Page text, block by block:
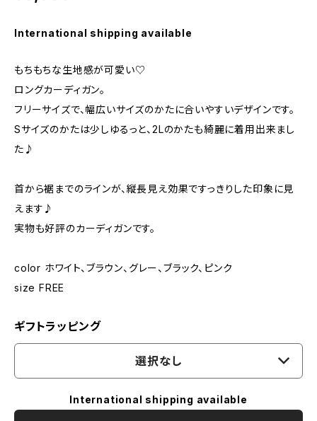
International shipping available
もちもちな生地感が可愛い♡
ロングカーディガン。
フリーサイズで、幅広いサイズのかたに合いやすいデザインです。
Sサイズのかたは少しゆるっと、2Lのかたも綺麗に着用出来まし
た♪
首から裾までのラインが、縦長見え効果ですっきりした印象に見
えます♪
実物も好評のカーディガンです。
color ホワイト、ブラウン、グレー、ブラック、ピンク
size FREE
ギフトラッピング
選択なし
International shipping available